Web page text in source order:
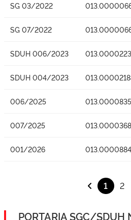
SG 03/2022
SG 07/2022
SDUH 006/2023
SDUH 004/2023
006/2025
007/2025
001/2026
1 2
PORTARIA SGC/